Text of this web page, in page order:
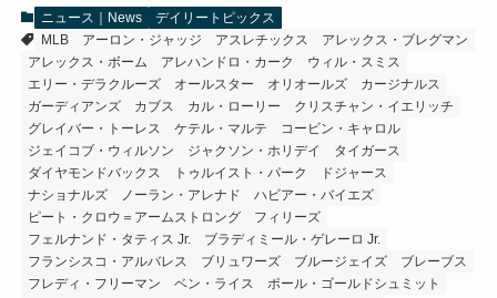
ニュース｜News
デイリートピックス
MLB
アーロン・ジャッジ アスレチックス
アレックス・ブレグマン
アレックス・ボーム
アレハンドロ・カーク
ウィル・スミス
エリー・デラクルーズ
オールスター オリオールズ
カージナルス
ガーディアンズ
カブス カル・ローリー
クリスチャン・イエリッチ
グレイバー・トーレス
ケテル・マルテ
コービン・キャロル
ジェイコブ・ウィルソン
ジャクソン・ホリデイ
タイガース
ダイヤモンドバックス
トゥルイスト・パーク
ドジャース
ナショナルズ
ノーラン・アレナド
ハビアー・バイエズ
ピート・クロウ＝アームストロング
フィリーズ
フェルナンド・タティス Jr.
ブラディミール・ゲレーロ Jr.
フランシスコ・アルバレス
ブリュワーズ ブルージェイズ
ブレーブス
フレディ・フリーマン
ベン・ライス
ポール・ゴールドシュミット